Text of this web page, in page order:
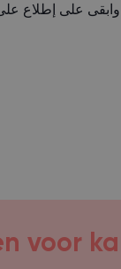
على إطلاع على
voor